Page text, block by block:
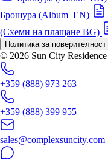
Брошура (Album_EN)
(Схеми на плащане BG)
Политика за поверителност
© 2026 Sun City Residence
+359 (888) 973 263
+359 (888) 399 955
sales@complexsuncity.com